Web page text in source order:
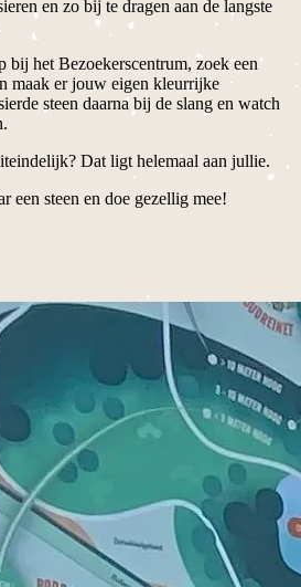
en zo bij te dragen aan de langste
bij het Bezoekerscentrum, zoek een
maak er jouw eigen kleurrijke
steen daarna bij de slang en watch
Dat ligt helemaal aan jullie.
een steen en doe gezellig mee!